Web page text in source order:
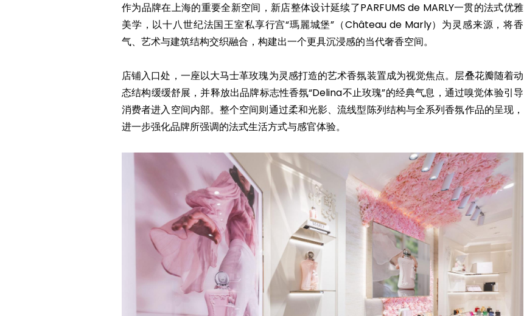
作为品牌在上海的重要全新空间，新店整体设计延续了PARFUMS de MARLY一贯的法式优雅
美学，以十八世纪法国王室私享行宫“瑪麗城堡”（Château de Marly）为灵感来源，将香
气、艺术与建筑结构交织融合，构建出一个更具沉浸感的当代奢香空间。
店铺入口处，一座以大马士革玫瑰为灵感打造的艺术香氛装置成为视觉焦点。层叠花瓣随着动
态结构缓缓舒展，并释放出品牌标志性香氛“Delina不止玫瑰”的经典气息，通过嗅觉体验引导
消费者进入空间内部。整个空间则通过柔和光影、流线型陈列结构与全系列香氛作品的呈现，
进一步强化品牌所强调的法式生活方式与感官体验。